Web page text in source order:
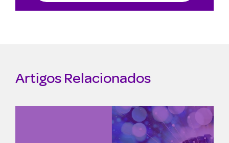
Artigos Relacionados